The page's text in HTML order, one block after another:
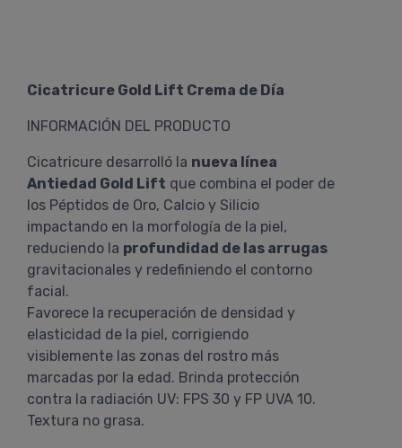
Cicatricure Gold Lift Crema de Día
INFORMACIÓN DEL PRODUCTO
Cicatricure desarrolló la nueva línea
Antiedad Gold Lift que combina el poder de
los Péptidos de Oro, Calcio y Silicio
impactando en la morfología de la piel,
reduciendo la profundidad de las arrugas
gravitacionales y redefiniendo el contorno
facial.
Favorece la recuperación de densidad y
elasticidad de la piel, corrigiendo
visiblemente las zonas del rostro más
marcadas por la edad. Brinda protección
contra la radiación UV: FPS 30 y FP UVA 10.
Textura no grasa.